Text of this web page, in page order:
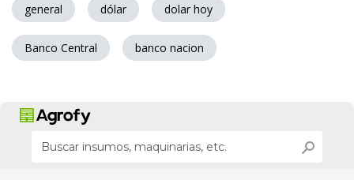
general dólar dolar hoy
Banco Central banco nacion